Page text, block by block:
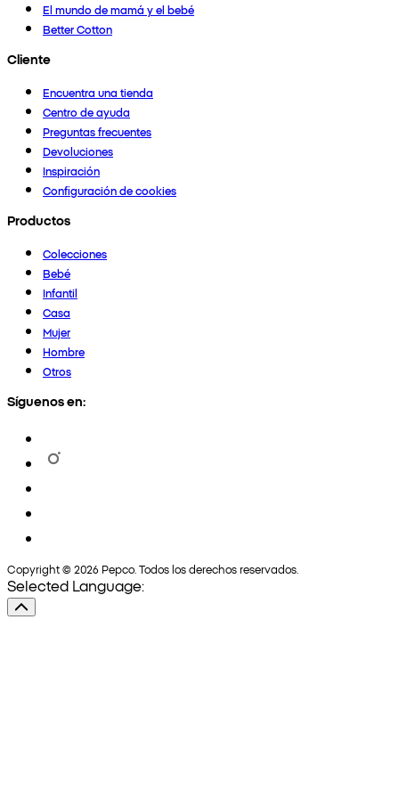
El mundo de mamá y el bebé
Better Cotton
Cliente
Encuentra una tienda
Centro de ayuda
Preguntas frecuentes
Devoluciones
Inspiración
Configuración de cookies
Productos
Colecciones
Bebé
Infantil
Casa
Mujer
Hombre
Otros
Síguenos en:
Copyright © 2026 Pepco. Todos los derechos reservados.
Selected Language: